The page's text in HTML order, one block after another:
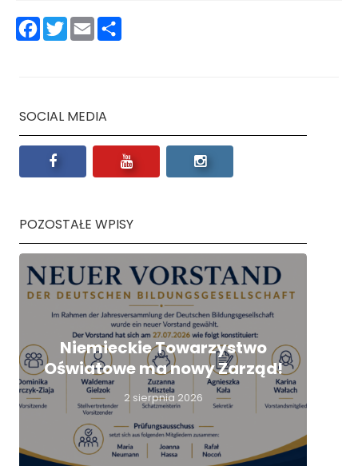
Facebook
Twitter
Email
SOCIAL MEDIA
POZOSTAŁE WPISY
Niemieckie Towarzystwo
Oświatowe ma nowy Zarząd!
2 sierpnia 2026